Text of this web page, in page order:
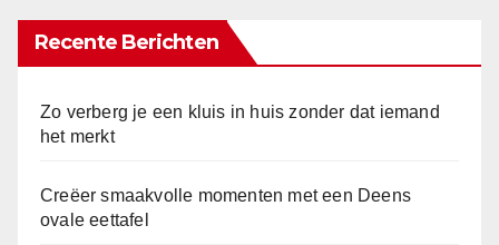
Recente Berichten
Zo verberg je een kluis in huis zonder dat iemand
het merkt
Creëer smaakvolle momenten met een Deens
ovale eettafel